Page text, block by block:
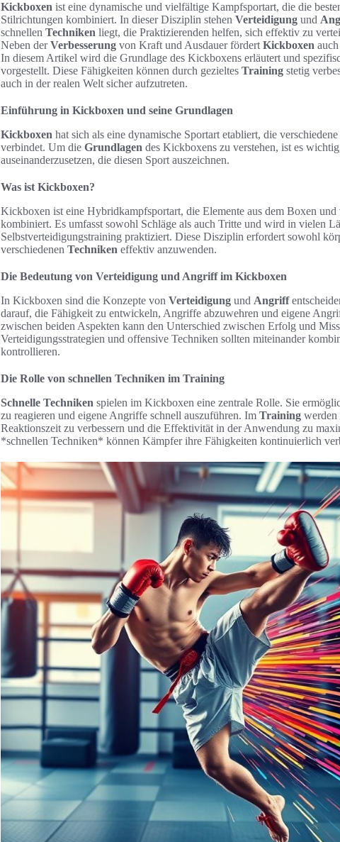
Kickboxen ist eine dynamische und vielfältige Kampfsportart, die die
Stilrichtungen kombiniert. In dieser Disziplin stehen Verteidigung und
schnellen Techniken liegt, die Praktizierenden helfen, sich effektiv zu
Neben derVerbesserung von Kraft und Ausdauer fördert Kickboxen
In diesem Artikel wird die Grundlage des Kickboxens erläutert und
vorgestellt. Diese Fähigkeiten können durch gezieltes Training stetig
auch in der realen Welt sicher aufzutreten.
Einführung in Kickboxen und seine Grundlagen
Kickboxen hat sich als eine dynamische Sportart etabliert, die
verbindet. Um die Grundlagen des Kickboxens zu verstehen, ist es
auseinanderzusetzen, die diesen Sport auszeichnen.
Was ist Kickboxen?
Kickboxen ist eine Hybridkampfsportart, die Elemente aus dem Boxen und
kombiniert. Es umfasst sowohl Schläge als auch Tritte und wird in vielen
Selbstverteidigungstraining praktiziert. Diese Disziplin erfordert sowohl
verschiedenen Techniken effektiv anzuwenden.
Die Bedeutung von Verteidigung und Angriff im Kickboxen
In Kickboxen sind die Konzepte von Verteidigung und Angriff
darauf, die Fähigkeit zu entwickeln, Angriffe abzuwehren und eigene
zwischen beiden Aspekten kann den Unterschied zwischen Erfolg und
Verteidigungsstrategien und offensive Techniken sollten miteinander
kontrollieren.
Die Rolle von schnellen Techniken im Training
Schnelle Techniken spielen im Kickboxen eine zentrale Rolle. Sie
zu reagieren und eigene Angriffe schnell auszuführen. Im Training werden
Reaktionszeit zu verbessern und die Effektivität in der Anwendung zu
*schnellen Techniken* können Kämpfer ihre Fähigkeiten kontinuierlich